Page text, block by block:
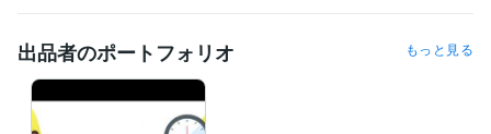
クリエイター / 動画クリエイター 経験年数 : 8年
AI・機械学習 / AIエンジニア 経験年数 : 4年
AI・機械学習 / RPA・AI導入支援コンサルタント
Webサービス・制作 / Webプロデューサー・ディレクター
14年
出品者のポートフォリオ もっと見る